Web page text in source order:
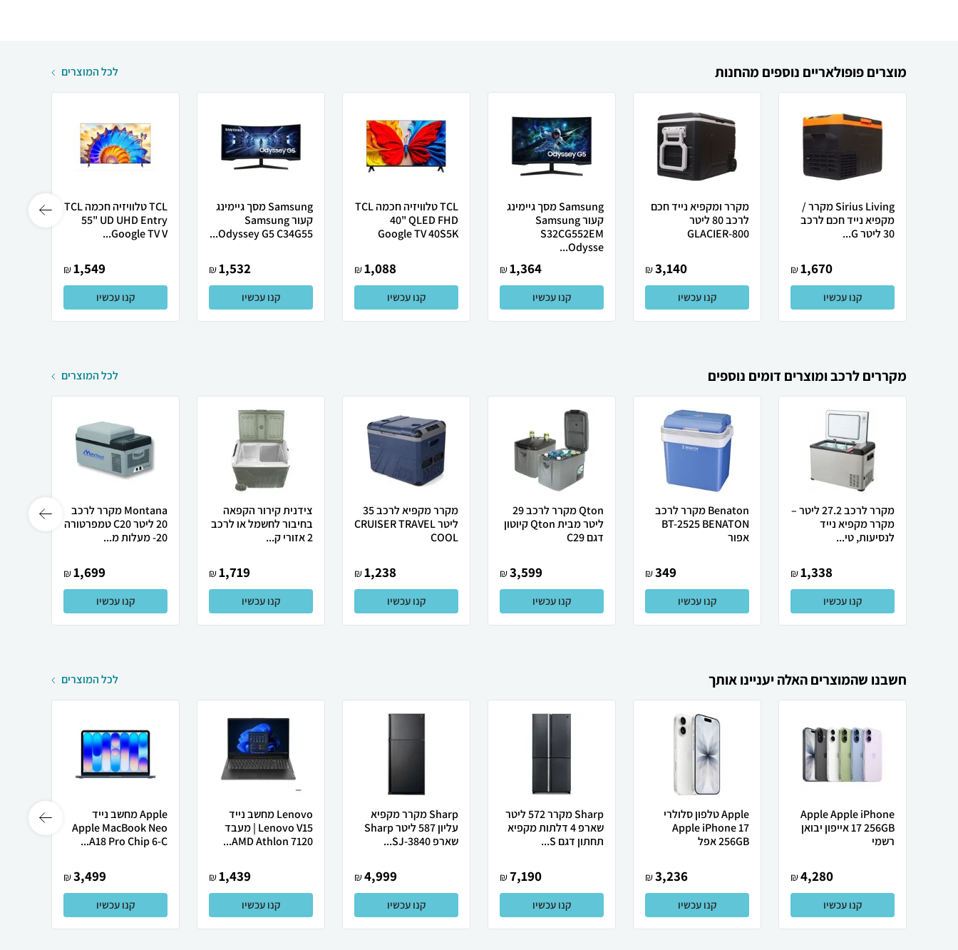
מוצרים פופולאריים נוספים מהחנות לכל המוצרים
Sirius Living מקרר /
מקפיא נייד חכם לרכב
30 ליטר G...
1,670
₪
קנו עכשיו
מקרר ומקפיא נייד חכם
לרכב 80 ליטר
GLACIER-800
3,140
₪
קנו עכשיו
Samsung מסך גיימינג
קעור Samsung
S32CG552EM
Odysse...
1,364
₪
קנו עכשיו
TCL טלוויזיה חכמה TCL
40" QLED FHD
Google TV 40S5K
1,088
₪
קנו עכשיו
Samsung מסך גיימינג
קעור Samsung
Odyssey G5 C34G55...
1,532
₪
קנו עכשיו
TCL טלוויזיה חכמה TCL
55" UD UHD Entry
Google TV V...
1,549
₪
קנו עכשיו
מקררים לרכב ומוצרים דומים נוספים לכל המוצרים
מקרר לרכב 27.2 ליטר –
מקרר מקפיא נייד
לנסיעות, טי...
1,338
₪
קנו עכשיו
Benaton מקרר לרכב
BT-2525 BENATON
אפור
349
₪
קנו עכשיו
Qton מקרר לרכב 29
ליטר מבית Qton קיוטון
דגם C29
3,599
₪
קנו עכשיו
מקרר מקפיא לרכב 35
ליטר CRUISER TRAVEL
COOL
1,238
₪
קנו עכשיו
צידנית קירור הקפאה
בחיבור לחשמל או לרכב
2 אזורי ק...
1,719
₪
קנו עכשיו
Montana מקרר לרכב
20 ליטר C20 טמפרטורה
20- מעלות מ...
1,699
₪
קנו עכשיו
חשבנו שהמוצרים האלה יעניינו אותך לכל המוצרים
Apple Apple iPhone
17 256GB אייפון יבואן
רשמי
4,280
₪
קנו עכשיו
Apple טלפון סלולרי
Apple iPhone 17
256GB אפל
3,236
₪
קנו עכשיו
Sharp מקרר 572 ליטר
שארפ 4 דלתות מקפיא
תחתון דגם S...
7,190
₪
קנו עכשיו
Sharp מקרר מקפיא
עליון 587 ליטר Sharp
שארפ SJ-3840...
4,999
₪
קנו עכשיו
Lenovo מחשב נייד
Lenovo V15 | מעבד
AMD Athlon 7120...
1,439
₪
קנו עכשיו
Apple מחשב נייד
Apple MacBook Neo
A18 Pro Chip 6-C...
3,499
₪
קנו עכשיו